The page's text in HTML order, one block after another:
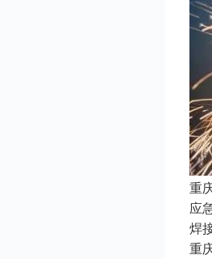
重
应
焊
重